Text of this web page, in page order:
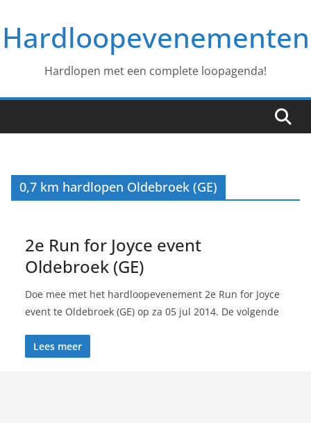
naar
deHardloopevenementen
Hardlopen met een complete loopagenda!
0,7 km hardlopen Oldebroek (GE)
2e Run for Joyce event
Oldebroek (GE)
Doe mee met het hardloopevenement 2e Run for Joyce
event te Oldebroek (GE) op za 05 jul 2014. De volgende
Lees meer